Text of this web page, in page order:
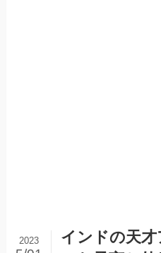
インドの天
2023